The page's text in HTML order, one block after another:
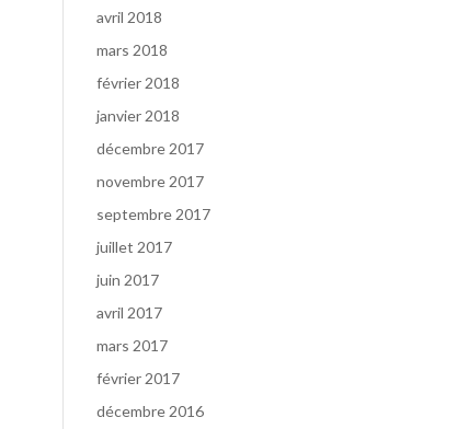
avril 2018
mars 2018
février 2018
janvier 2018
décembre 2017
novembre 2017
septembre 2017
juillet 2017
juin 2017
avril 2017
mars 2017
février 2017
décembre 2016